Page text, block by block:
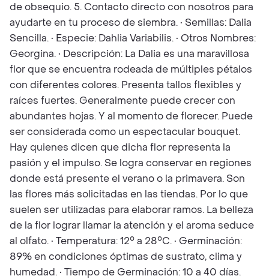
de obsequio. 5. Contacto directo con nosotros para
ayudarte en tu proceso de siembra. • Semillas: Dalia
Sencilla. • Especie: Dahlia Variabilis. • Otros Nombres:
Georgina. • Descripción: La Dalia es una maravillosa
flor que se encuentra rodeada de múltiples pétalos
con diferentes colores. Presenta tallos flexibles y
raíces fuertes. Generalmente puede crecer con
abundantes hojas. Y al momento de florecer. Puede
ser considerada como un espectacular bouquet.
Hay quienes dicen que dicha flor representa la
pasión y el impulso. Se logra conservar en regiones
donde está presente el verano o la primavera. Son
las flores más solicitadas en las tiendas. Por lo que
suelen ser utilizadas para elaborar ramos. La belleza
de la flor lograr llamar la atención y el aroma seduce
al olfato. • Temperatura: 12° a 28°C. • Germinación:
89% en condiciones óptimas de sustrato, clima y
humedad. • Tiempo de Germinación: 10 a 40 días.